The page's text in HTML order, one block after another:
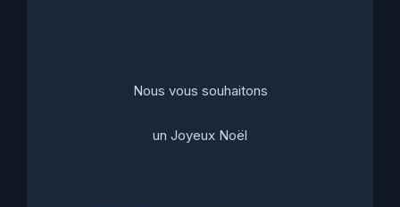
Nous vous souhaitons
un Joyeux Noël